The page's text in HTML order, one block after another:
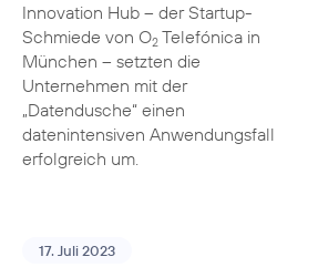
Innovation Hub – der Startup-
Schmiede von O2Telefónica in
München – setzten die
Unternehmen mit der
„Datendusche“ einen
datenintensiven Anwendungsfall
erfolgreich um.
17. Juli 2023